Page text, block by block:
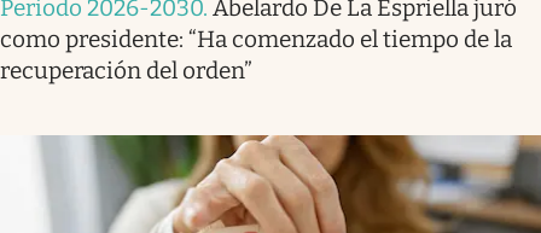
Periodo 2026-2030. Abelardo De La Espriella juró
como presidente: “Ha comenzado el tiempo de la
recuperación del orden”